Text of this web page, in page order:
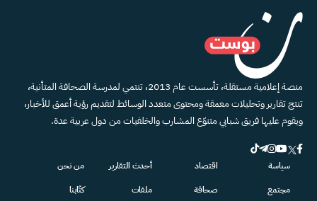
منصة إعلامية مستقلة، تأسست عام 2013، تنتمي لمدرسة الصحافة المتأنية،
تنتج تقارير وتحليلات معمقة ومحتوى متعدد الوسائط لتقديم رؤية أعمق للأخبار،
ويقوم عليها فريق شبابي متنوّع المشارب والخلفيات من دول عربية عدة.
سياسة
مجتمع
اقتصاد
صحافة
أحدث التقارير
ملفات
من نحن
كتّابنا